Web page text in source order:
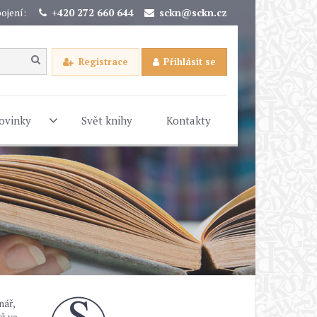
+420 272 660 644 sckn@sckn.cz
Registrace Přihlásit se
Svět knihy Kontakty